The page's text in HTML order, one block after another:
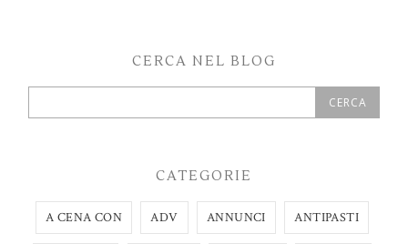
CERCA NEL BLOG
CATEGORIE
A CENA CON ADV ANNUNCI ANTIPASTI